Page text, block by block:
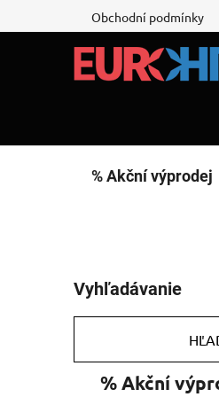
na
Obchodní podmínky
% Akční výprodej
o
č
ý
Vyhľadávanie
kategórie
% Akční